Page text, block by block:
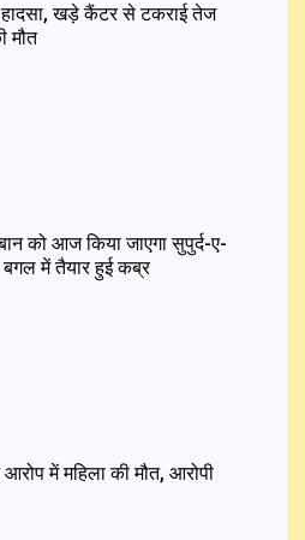
खड़े कैंटर से टकराई तेज
मौत
को आज किया जाएगा सुपुर्द-ए-
में तैयार हुई कब्र
में महिला की मौत, आरोपी